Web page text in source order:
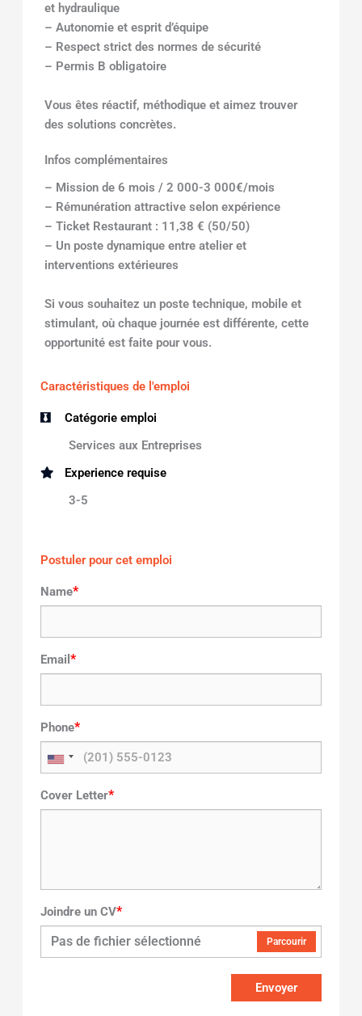
et hydraulique
– Autonomie et esprit d’équipe
– Respect strict des normes de sécurité
– Permis B obligatoire
Vous êtes réactif, méthodique et aimez trouver
des solutions concrètes.
Infos complémentaires
– Mission de 6 mois / 2 000-3 000€/mois
– Rémunération attractive selon expérience
– Ticket Restaurant : 11,38 € (50/50)
– Un poste dynamique entre atelier et
interventions extérieures
Si vous souhaitez un poste technique, mobile et
stimulant, où chaque journée est différente, cette
opportunité est faite pour vous.
Caractéristiques de l'emploi
Catégorie emploi
Services aux Entreprises
Experience requise
3-5
Postuler pour cet emploi
Name*
Email *
Phone*
Cover Letter*
Joindre un CV*
Pas de fichier sélectionné
Parcourir
Envoyer